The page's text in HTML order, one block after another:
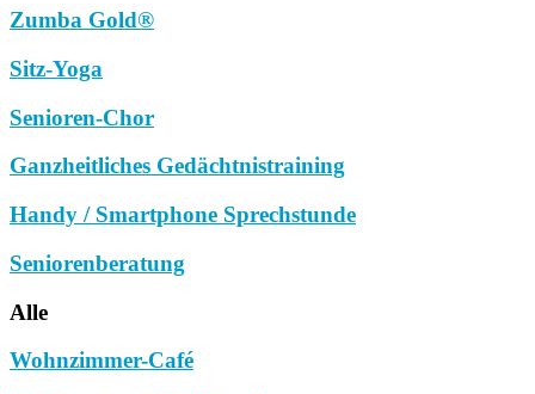
Zumba Gold®
Sitz-Yoga
Senioren-Chor
Ganzheitliches Gedächtnistraining
Handy / Smartphone Sprechstunde
Seniorenberatung
Alle
Wohnzimmer-Café